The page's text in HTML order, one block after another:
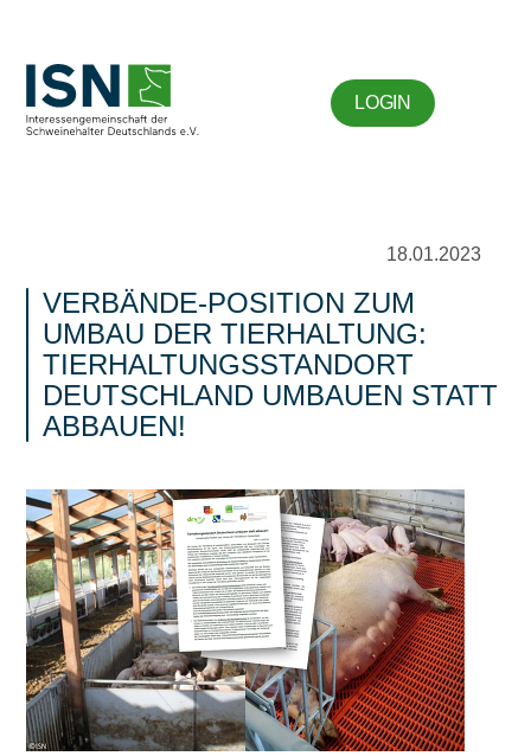
LOGIN
18.01.2023
VERBÄNDE-POSITION ZUM
UMBAU DER TIERHALTUNG:
TIERHALTUNGSSTANDORT
DEUTSCHLAND UMBAUEN STATT
ABBAUEN!